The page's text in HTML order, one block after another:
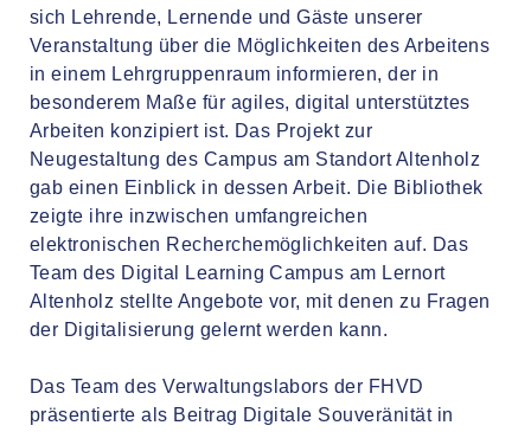
sich Lehrende, Lernende und Gäste unserer
Veranstaltung über die Möglichkeiten des Arbeitens
in einem Lehrgruppenraum informieren, der in
besonderem Maße für agiles, digital unterstütztes
Arbeiten konzipiert ist. Das Projekt zur
Neugestaltung des Campus am Standort Altenholz
gab einen Einblick in dessen Arbeit. Die Bibliothek
zeigte ihre inzwischen umfangreichen
elektronischen Recherchemöglichkeiten auf. Das
Team des Digital Learning Campus am Lernort
Altenholz stellte Angebote vor, mit denen zu Fragen
der Digitalisierung gelernt werden kann.
Das Team des Verwaltungslabors der FHVD
präsentierte als Beitrag Digitale Souveränität in